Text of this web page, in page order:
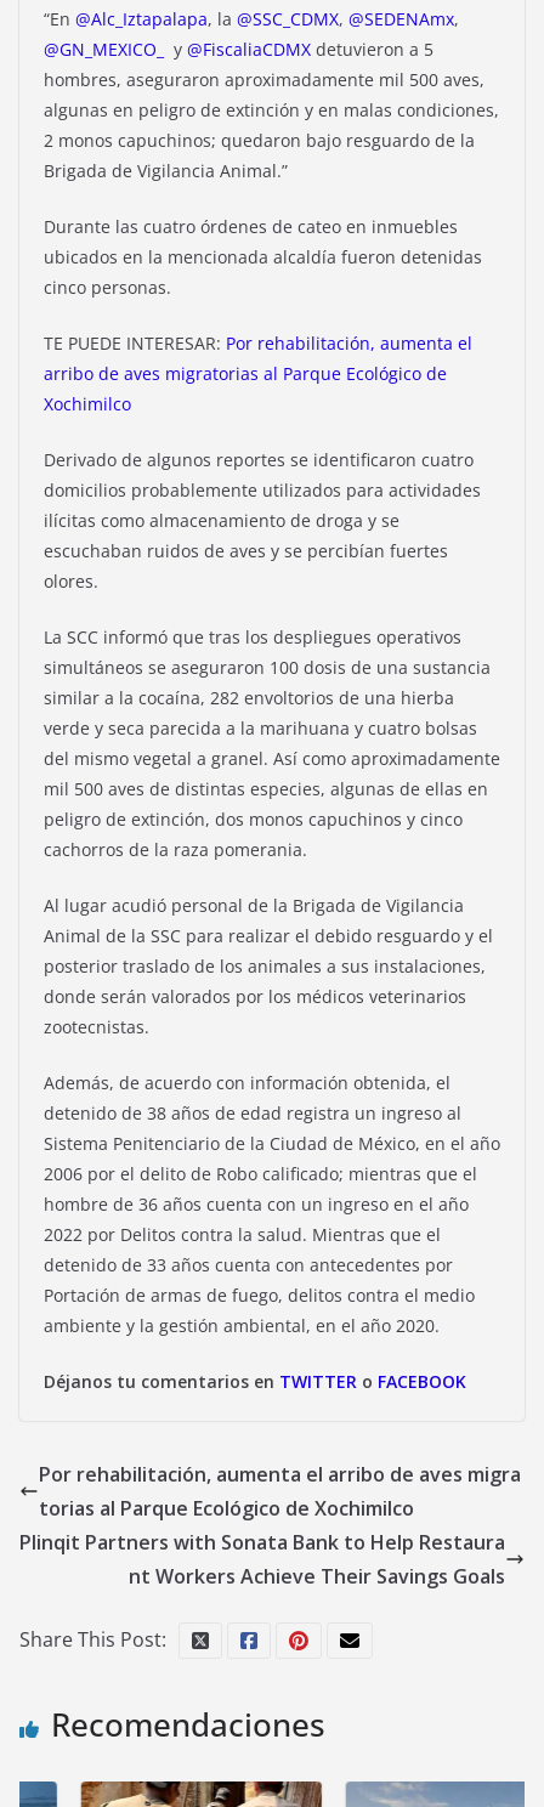
“En @Alc_Iztapalapa, la @SSC_CDMX, @SEDENAmx,
@GN_MEXICO_
y @FiscaliaCDMX detuvieron a 5
hombres, aseguraron aproximadamente mil 500 aves,
algunas en peligro de extinción y en malas condiciones,
2 monos capuchinos; quedaron bajo resguardo de la
Brigada de Vigilancia Animal.”
Durante las cuatro órdenes de cateo en inmuebles
ubicados en la mencionada alcaldía fueron detenidas
cinco personas.
TE PUEDE INTERESAR: Por rehabilitación, aumenta el
arribo de aves migratorias al Parque Ecológico de
Xochimilco
Derivado de algunos reportes se identificaron cuatro
domicilios probablemente utilizados para actividades
ilícitas como almacenamiento de droga y se
escuchaban ruidos de aves y se percibían fuertes
olores.
La SCC informó que tras los despliegues operativos
simultáneos se aseguraron 100 dosis de una sustancia
similar a la cocaína, 282 envoltorios de una hierba
verde y seca parecida a la marihuana y cuatro bolsas
del mismo vegetal a granel. Así como aproximadamente
mil 500 aves de distintas especies, algunas de ellas en
peligro de extinción, dos monos capuchinos y cinco
cachorros de la raza pomerania.
Al lugar acudió personal de la Brigada de Vigilancia
Animal de la SSC para realizar el debido resguardo y el
posterior traslado de los animales a sus instalaciones,
donde serán valorados por los médicos veterinarios
zootecnistas.
Además, de acuerdo con información obtenida, el
detenido de 38 años de edad registra un ingreso al
Sistema Penitenciario de la Ciudad de México, en el año
2006 por el delito de Robo calificado; mientras que el
hombre de 36 años cuenta con un ingreso en el año
2022 por Delitos contra la salud. Mientras que el
detenido de 33 años cuenta con antecedentes por
Portación de armas de fuego, delitos contra el medio
ambiente y la gestión ambiental, en el año 2020.
Déjanos tu comentarios en TWITTER o FACEBOOK
Por rehabilitación, aumenta el arribo de aves migra
torias al Parque Ecológico de Xochimilco
Plinqit Partners with Sonata Bank to Help Restaura
nt Workers Achieve Their Savings Goals
Share This Post:
Recomendaciones